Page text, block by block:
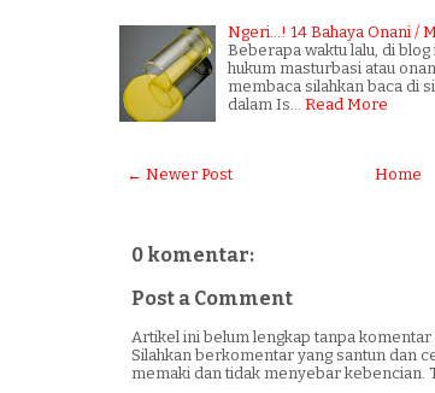
Ngeri...! 14 Bahaya Onani /
Beberapa waktu lalu, di
hukum masturbasi atau
membaca silahkan baca di
dalam Is… Read More
← Newer Post Home
0 komentar:
Post a Comment
Artikel ini belum lengkap tanpa komentar
Silahkan berkomentar yang santun dan
memaki dan tidak menyebar kebencian.